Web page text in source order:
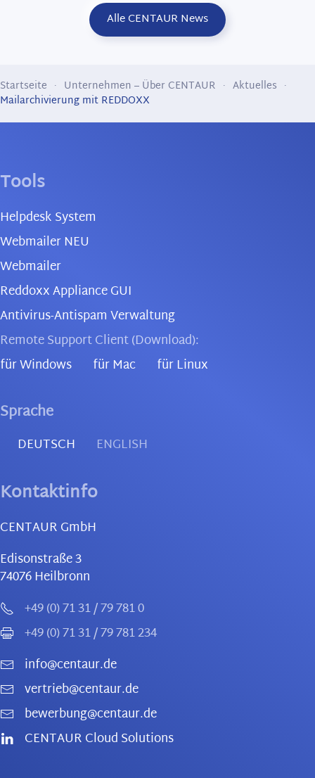
Alle CENTAUR News
Startseite Unternehmen – Über CENTAUR
Aktuelles
Mailarchivierung mit REDDOXX
Tools
Helpdesk System
Webmailer NEU
Webmailer
Reddoxx Appliance GUI
Antivirus-Antispam Verwaltung
Remote Support Client (Download):
für Windows
für Mac für Linux
Sprache
DEUTSCH ENGLISH
Kontaktinfo
CENTAUR GmbH
Edisonstraße 3
74076Heilbronn
+49 (0) 71 31 / 79 781 0
+49 (0) 71 31 / 79 781 234
info@centaur.de
vertrieb@centaur.de
bewerbung@centaur.de
CENTAUR Cloud Solutions